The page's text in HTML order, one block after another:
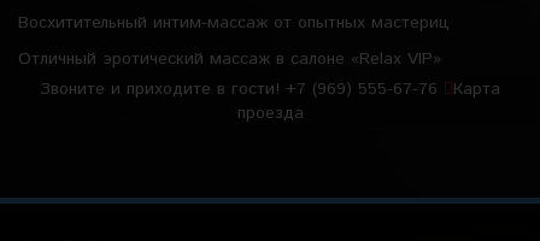
Восхитительный интим-массаж от опытных мастериц
Отличный эротический массаж в салоне «Relax VIP»
Звоните и приходите в гости! +7 (969) 555-67-76
Карта
проезда